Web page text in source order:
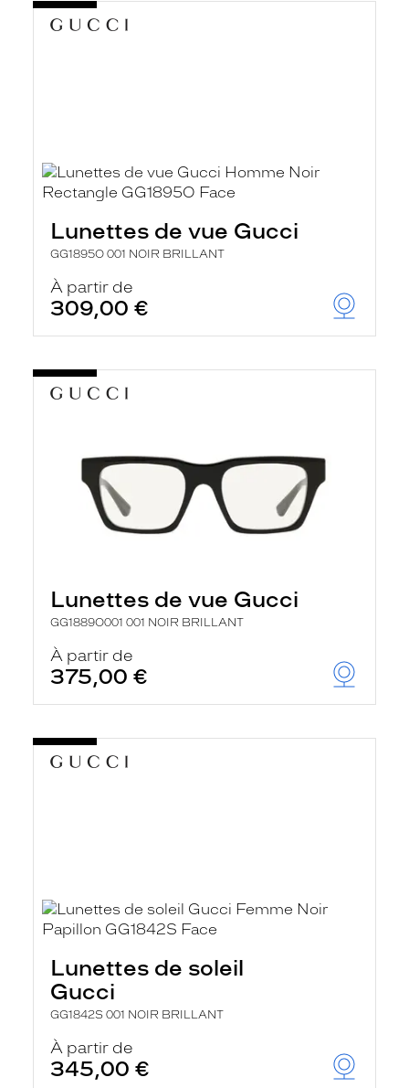
Lunettes de vue Gucci
GG1895O 001 NOIR BRILLANT
À partir de
309,00 €
Lunettes de vue Gucci
GG1889O001 001 NOIR BRILLANT
À partir de
375,00 €
Lunettes de soleil
Gucci
GG1842S 001 NOIR BRILLANT
À partir de
345,00 €